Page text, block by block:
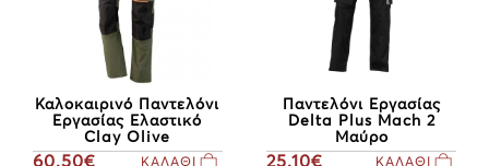
Καλοκαιρινό Παντελόνι
Εργασίας Ελαστικό
Clay Olive
60.50€ ΚΑΛΑΘΙ
Παντελόνι Εργασίας
Delta Plus Mach 2
Μαύρο
25.10€ ΚΑΛΑΘΙ